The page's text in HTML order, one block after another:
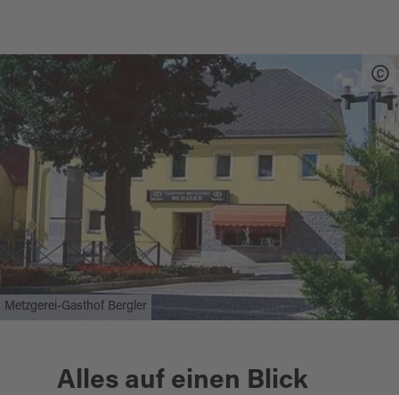
Metzgerei-Gasthof Bergler
Alles auf einen Blick